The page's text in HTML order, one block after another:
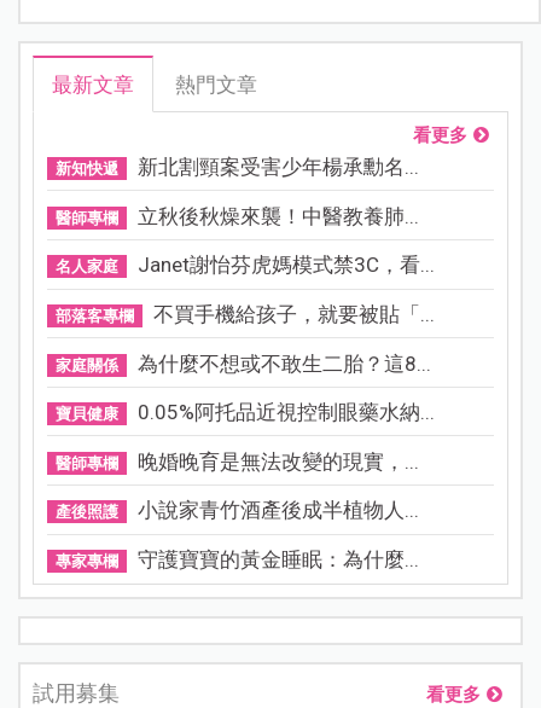
最新文章 熱門文章
看更多
新知快遞 新北割頸案受害少年楊承勳名...
醫師專欄 立秋後秋燥來襲！中醫教養肺...
名人家庭 Janet謝怡芬虎媽模式禁3C，看...
部落客專欄 不買手機給孩子，就要被貼「...
家庭關係 為什麼不想或不敢生二胎？這8...
寶貝健康 0.05%阿托品近視控制眼藥水納...
醫師專欄 晚婚晚育是無法改變的現實，...
產後照護 小說家青竹酒產後成半植物人...
專家專欄 守護寶寶的黃金睡眠：為什麼...
試用募集 看更多